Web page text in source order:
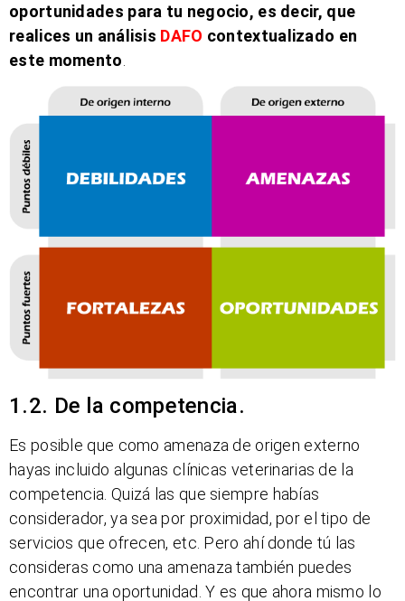
oportunidades para tu negocio, es decir, que
realices un análisis DAFO contextualizado en
este momento
1.2. De la competencia.
Es posible que como amenaza de origen externo
hayas incluido algunas clínicas veterinarias de la
competencia. Quizá las que siempre habías
considerador, ya sea por proximidad, por el tipo de
servicios que ofrecen, etc. Pero ahí donde tú las
consideras como una amenaza también puedes
encontrar una oportunidad. Y es que ahora mismo lo